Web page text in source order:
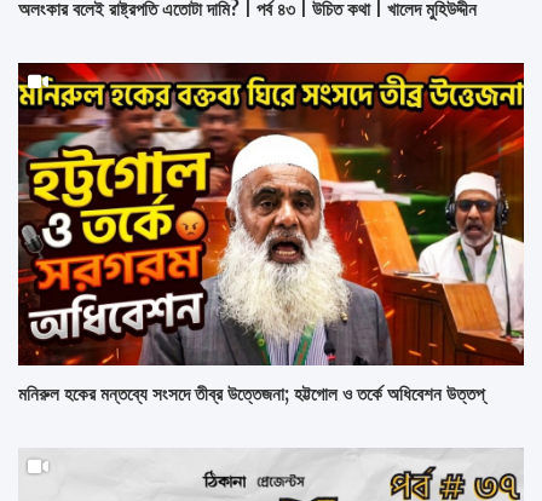
অলংকার বলেই রাষ্ট্রপতি এতোটা দামি? | পর্ব ৪৩ | উচিত কথা | খালেদ মুহিউদ্দীন
মনিরুল হকের মন্তব্যে সংসদে তীব্র উত্তেজনা; হট্টগোল ও তর্কে অধিবেশন উত্তপ্